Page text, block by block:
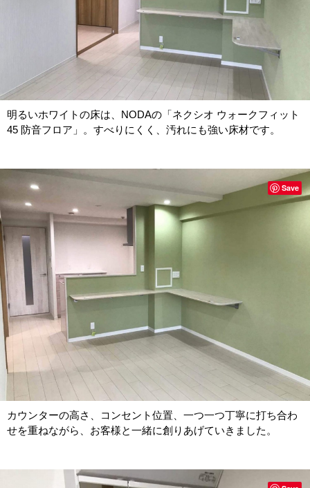
明るいホワイトの床は、NODAの「ネクシオ ウォークフィット
45 防音フロア」。すべりにくく、汚れにも強い床材です。
カウンターの高さ、コンセント位置、一つ一つ丁寧に打ち合わ
せを重ねながら、お客様と一緒に創りあげていきました。
Save